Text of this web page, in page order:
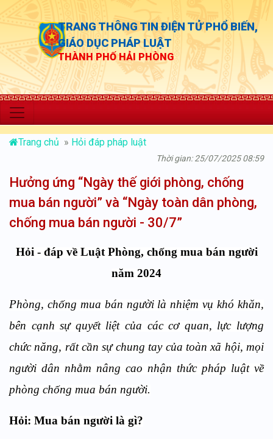
TRANG THÔNG TIN ĐIỆN TỬ PHỔ BIẾN,
GIÁO DỤC PHÁP LUẬT
THÀNH PHỐ HẢI PHÒNG
Trang chủ » Hỏi đáp pháp luật
Thời gian: 25/07/2025 08:59
Hưởng ứng “Ngày thế giới phòng, chống
mua bán người” và “Ngày toàn dân phòng,
chống mua bán người - 30/7”
Hỏi -đáp về Luật Phòng, chống mua bán người
năm 2024
Phòng, chống mua bán người là nhiệm vụ khó khăn,
bên cạnh sự quyết liệt của các cơ quan, lực lượng
chức năng, rất cầnsự chung tay của toàn xã hội, mọi
người dân nhằm nâng cao nhận thức pháp luật về
phòng chống mua bán người.
Hỏi: Mua bán người là gì?